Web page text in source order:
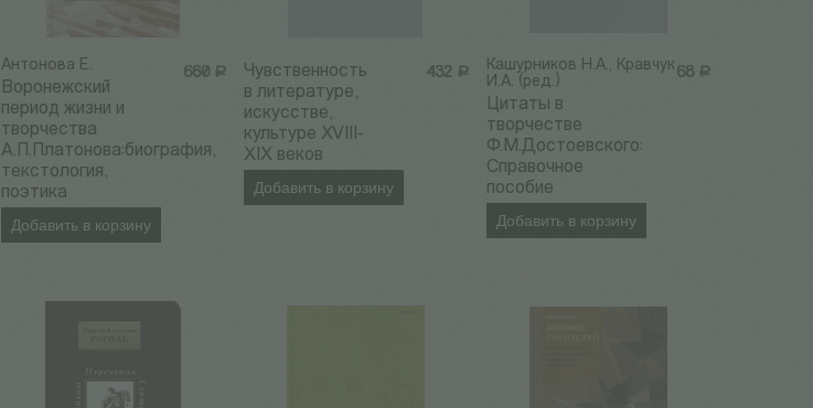
660 Р
Антонова Е.
Воронежский
период жизни и
творчества
А.П.Платонова:биография,
текстология,
поэтика
Добавить в корзину
432 Р
Чувственность
в литературе,
искусстве,
культуре XVIII-
XIX веков
Добавить в корзину
68 Р
Кашурников Н.А., Кравчук
И.А. (ред.)
Цитаты в
творчестве
Ф.М.Достоевского:
Справочное
пособие
Добавить в корзину